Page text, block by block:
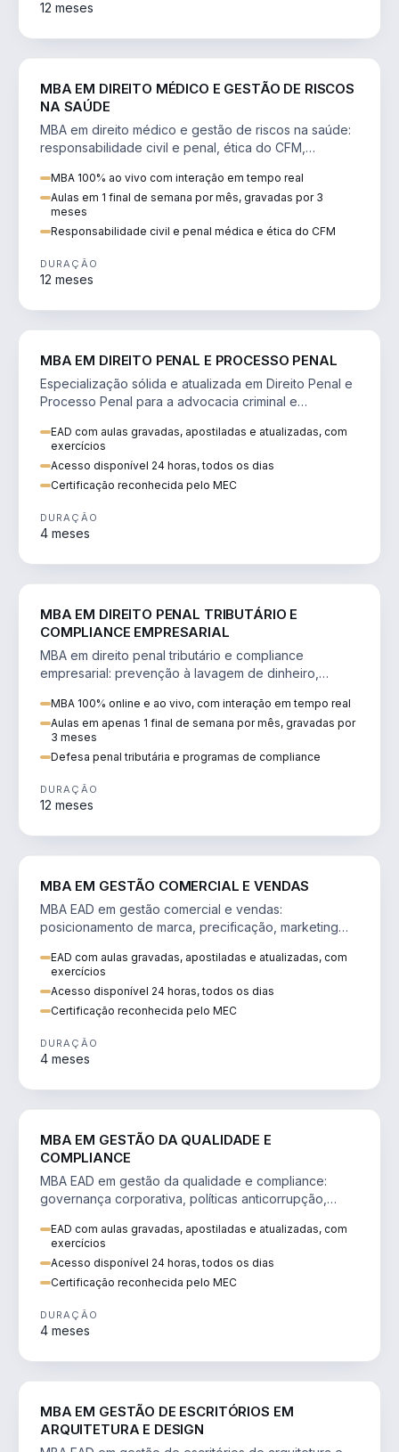
12 meses
MBA EM DIREITO MÉDICO E GESTÃO DE RISCOS
NA SAÚDE
MBA em direito médico e gestão de riscos na saúde:
responsabilidade civil e penal, ética do CFM,
MBA 100% ao vivo com interação em tempo real
Aulas em 1 final de semana por mês, gravadas por 3
meses
Responsabilidade civil e penal médica e ética do CFM
DURAÇÃO
12 meses
MBA EM DIREITO PENAL E PROCESSO PENAL
Especialização sólida e atualizada em Direito Penal e
Processo Penal para a advocacia criminal e
EAD com aulas gravadas, apostiladas e atualizadas, com
exercícios
Acesso disponível 24 horas, todos os dias
Certificação reconhecida pelo MEC
DURAÇÃO
4 meses
MBA EM DIREITO PENAL TRIBUTÁRIO E
COMPLIANCE EMPRESARIAL
MBA em direito penal tributário e compliance
empresarial: prevenção à lavagem de dinheiro,
MBA 100% online e ao vivo, com interação em tempo real
Aulas em apenas 1 final de semana por mês, gravadas por
3 meses
Defesa penal tributária e programas de compliance
DURAÇÃO
12 meses
MBA EM GESTÃO COMERCIAL E VENDAS
MBA EAD em gestão comercial e vendas:
posicionamento de marca, precificação, marketing
EAD com aulas gravadas, apostiladas e atualizadas, com
exercícios
Acesso disponível 24 horas, todos os dias
Certificação reconhecida pelo MEC
DURAÇÃO
4 meses
MBA EM GESTÃO DA QUALIDADE E
COMPLIANCE
MBA EAD em gestão da qualidade e compliance:
governança corporativa, políticas anticorrupção,
EAD com aulas gravadas, apostiladas e atualizadas, com
exercícios
Acesso disponível 24 horas, todos os dias
Certificação reconhecida pelo MEC
DURAÇÃO
4 meses
MBA EM GESTÃO DE ESCRITÓRIOS EM
ARQUITETURA E DESIGN